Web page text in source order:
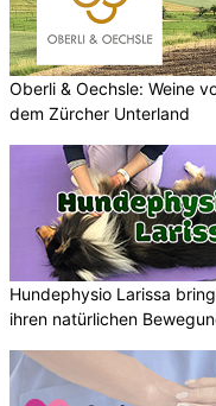
Oberli & Oechsle: Weine
dem Zürcher Unterland
Hundephysio Larissa
ihren natürlichen